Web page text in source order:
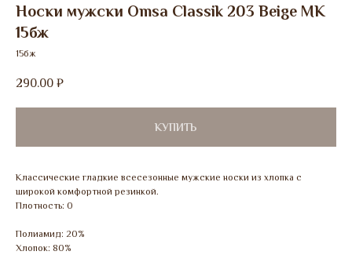
Носки мужски Omsa Classik 203 Beige МК
15бж
15бж
290.00 ₽
КУПИТЬ
Классические гладкие всесезонные мужские носки из хлопка c
широкой комфортной резинкой.
Плотность: 0
Полиамид: 20%
Хлопок: 80%